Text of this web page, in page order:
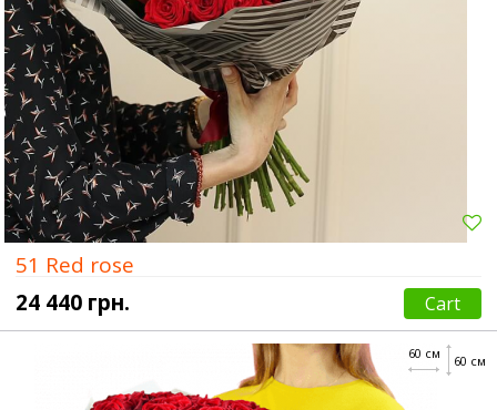
51 Red rose
24 440 грн.
Cart
60 см
60 см